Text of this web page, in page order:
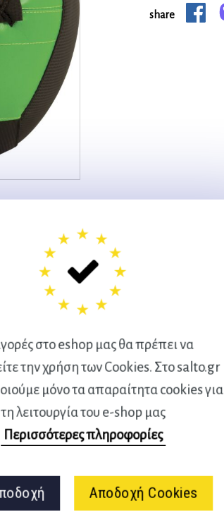
στο eshop μας θα πρέπει να
την χρήση των Cookies. Στο salto.gr
μόνο τα απαραίτητα cookies για
τη λειτουργία του e-shop μας
Περισσότερες πληροφορίες
Αποδοχή Cookies
share
Ακολουθήστε μας